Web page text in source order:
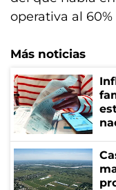
operativa al
Más noticias